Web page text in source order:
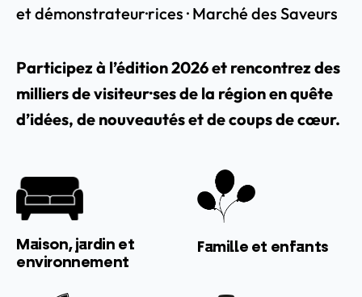
et démonstrateur·rices · Marché des Saveurs
Participez à l’édition 2026 et rencontrez des
milliers de visiteur·ses de la région en quête
d’idées, de nouveautés et de coups de cœur.
Maison, jardin et
environnement
Famille et enfants